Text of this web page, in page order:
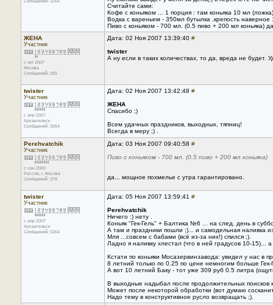
Считайте сами:
Кофе с коньяком ... 1 порция : там коньяка 10 мл (ложка)
Водка с вареньем - 350мл бутылка ,крепость наверное
Пиво с коньяком - 700 мл. (0.5 пиво + 200 мл коньяка)
ЖЕНА
Участник
с окт 2007
Москва
Сообщений: 255
Дата: 02 Ноя 2007 13:39:40 #
twister
А ну если в таких количествах, то да, вреда не будет.
twister
Участник
с апр 2007
Архангельск
Сообщений: 3264
Дата: 02 Ноя 2007 13:42:48 #
ЖЕНА
Спасибо ;)
Всем удачных праздников, выходных, тяпниц!
Всегда в меру ;) .
Perehvatchik
Участник
с сен 2003
Россия, г. Москва
Сообщений: 378
Дата: 03 Ноя 2007 09:40:58 #
Пиво с коньяком - 700 мл. (0.5 пиво + 200 мл коньяка)
да... мощное похмелье с утра гарантировано.
twister
Участник
с апр 2007
Архангельск
Сообщений: 3264
Дата: 05 Ноя 2007 13:59:41 #
Perehvatchik
Ничего :) нету .
Коньяк "Гек-Гель" + Балтика №6 ... на след. день в
А там и праздники пошли ;)... и самодельная наливка
Мля ...совсем с бабами (всё из-за них!) спился ;).
Ладно я наливку хлестал (что в ней градусов 10-15)...
Кстати по коньяки Мосазервинзавода: увидел у нас в
8 летний только по 0.25 по цене немногим больше
А вот 10 летний Баку - тот уже 309 руб 0.5 литра
В выходные надыбал после продолжительных поисков
Может после некоторой обработки (вот думаю
Надо тему в конструктивное русло возвращать ;).